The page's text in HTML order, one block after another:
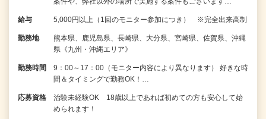
給与 5,000円以上（1回のモニター参加につき） ※完全出来高制
勤務地
熊本県、鹿児島県、長崎県、大分県、宮崎県、佐賀県、沖縄
県《九州・沖縄エリア》
勤務時間
9：00～17：00（モニター内容により異なります） 好きな時
間＆タイミングで勤務OK！…
応募資格
治験未経験OK 18歳以上であれば初めての方も安心して始
められます！